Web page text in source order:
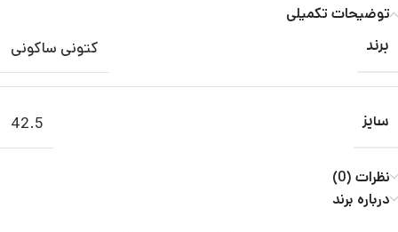
توضیحات تکمیلی
برند کتونی ساکونی
سایز 42.5
نظرات (0)
درباره برند